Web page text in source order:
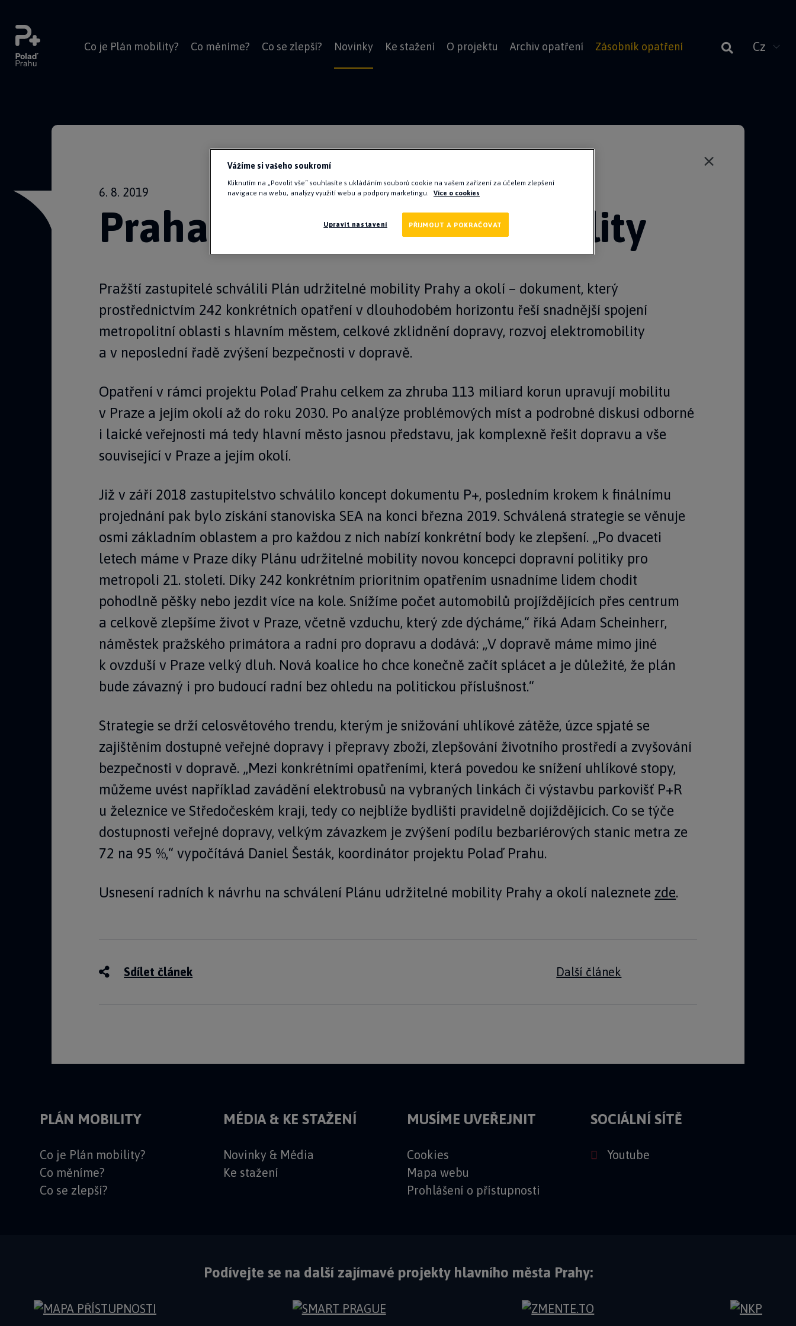
Co je Plán mobility? Co měníme? Co se zlepší? Novinky Ke stažení O projektu Archiv opatření Zásobník opatření
×
6. 8. 2019
Praha schválila Plán mobility
Pražští zastupitelé schválili Plán udržitelné mobility Prahy a okolí – dokument, který
prostřednictvím 242 konkrétních opatření v dlouhodobém horizontu řeší snadnější spojení
metropolitní oblasti s hlavním městem, celkové zklidnění dopravy, rozvoj elektromobility
a v neposlední řadě zvýšení bezpečnosti v dopravě.
Opatření v rámci projektu Polaď Prahu celkem za zhruba 113 miliard korun upravují mobilitu
v Praze a jejím okolí až do roku 2030. Po analýze problémových míst a podrobné diskusi odborné
i laické veřejnosti má tedy hlavní město jasnou představu, jak komplexně řešit dopravu a vše
související v Praze a jejím okolí.
Již v září 2018 zastupitelstvo schválilo koncept dokumentu P+, posledním krokem k finálnímu
projednání pak bylo získání stanoviska SEA na konci března 2019. Schválená strategie se věnuje
osmi základním oblastem a pro každou z nich nabízí konkrétní body ke zlepšení. „Po dvaceti
letech máme v Praze díky Plánu udržitelné mobility novou koncepci dopravní politiky pro
metropoli 21. století. Díky 242 konkrétním prioritním opatřením usnadníme lidem chodit
pohodlně pěšky nebo jezdit více na kole. Snížíme počet automobilů projíždějících přes centrum
a celkově zlepšíme život v Praze, včetně vzduchu, který zde dýcháme,“ říká Adam Scheinherr,
náměstek pražského primátora a radní pro dopravu a dodává: „V dopravě máme mimo jiné
k ovzduší v Praze velký dluh. Nová koalice ho chce konečně začít splácet a je důležité, že plán
bude závazný i pro budoucí radní bez ohledu na politickou příslušnost.“
Strategie se drží celosvětového trendu, kterým je snižování uhlíkové zátěže, úzce spjaté se
zajištěním dostupné veřejné dopravy i přepravy zboží, zlepšování životního prostředí a zvyšování
bezpečnosti v dopravě. „Mezi konkrétními opatřeními, která povedou ke snížení uhlíkové stopy,
můžeme uvést například zavádění elektrobusů na vybraných linkách či výstavbu parkovišť P+R
u železnice ve Středočeském kraji, tedy co nejblíže bydlišti pravidelně dojíždějících. Co se týče
dostupnosti veřejné dopravy, velkým závazkem je zvýšení podílu bezbariérových stanic metra ze
72 na 95 %,“ vypočítává Daniel Šesták, koordinátor projektu Polaď Prahu.
Usnesení radních k návrhu na schválení Plánu udržitelné mobility Prahy a okolí naleznetezde.
Sdílet článek Další článek
PLÁN MOBILITY
Co je Plán mobility?
Co měníme?
Co se zlepší?
MÉDIA & KE STAŽENÍ
Novinky & Média
Ke stažení
MUSÍME UVEŘEJNIT
Cookies
Mapa webu
Prohlášení o přístupnosti
SOCIÁLNÍ SÍTĚ
Youtube
Podívejte se na další zajímavé projekty hlavního města Prahy:
Vážíme si vašeho soukromí
Kliknutím na „Povolit vše“ souhlasíte s ukládáním souborů cookie na vašem zařízení za účelem zlepšení
navigace na webu, analýzy využití webu a podpory marketingu.
Více o cookies
PŘIJMOUT A POKRAČOVAT
Upravit nastavení